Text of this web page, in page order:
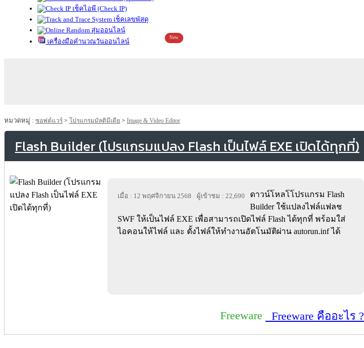
เช็คไอพี (Check IP)
เช็คเลขพัสดุ
สุ่มออนไลน์
เครื่องมือคำนวณวันออนไลน์
New
หมวดหมู่ : ซอฟต์แวร์ > โปรแกรมมัลติมีเดีย > Image & Video Editor
Flash Builder (โปรแกรมแปลง Flash เป็นไฟล์ EXE เปิดได้ทุกที่)
เมื่อ : 12 พฤศจิกายน 2568 ผู้เข้าชม : 22,690
ดาวน์โหลโโปรแกรม Flash
Builder ใช้แปลงไฟล์แฟลช
SWF ให้เป็นไฟล์ EXE เพื่อสามารถเปิดไฟล์ Flash ได้ทุกที่ พร้อมใส่
ไอคอนให้ไฟล์ และ ตั้งไฟล์ให้ทำงานอัตโนมัติผ่าน autorun.inf ได้
Freeware Freeware คืออะไร ?